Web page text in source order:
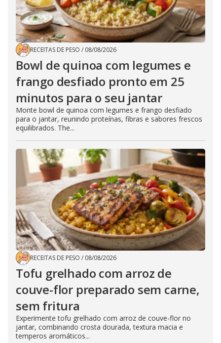
RECEITAS DE PESO / 08/08/2026
Bowl de quinoa com legumes e
frango desfiado pronto em 25
minutos para o seu jantar
Monte bowl de quinoa com legumes e frango desfiado
para o jantar, reunindo proteínas, fibras e sabores frescos
equilibrados. The...
RECEITAS DE PESO / 08/08/2026
Tofu grelhado com arroz de
couve-flor preparado sem carne,
sem fritura
Experimente tofu grelhado com arroz de couve-flor no
jantar, combinando crosta dourada, textura macia e
temperos aromáticos...